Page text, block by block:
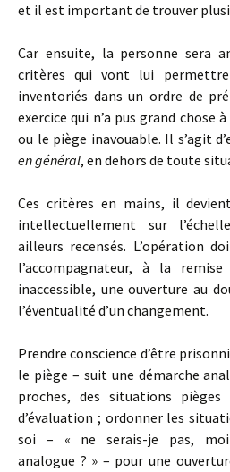
et il est important de trouver
Car ensuite, la personne sera
critères qui vont lui
inventoriés dans un ordre de
exercice qui n’a pus grand chose
ou le piège inavouable. Il s’agit
en général, en dehors de toute
Ces critères en mains, il
intellectuellement sur
ailleurs recensés. L’opération
l’accompagnateur, à la
inaccessible, une ouverture au
l’éventualité d’un changement.
Prendre conscience d’être
le piège – suit une démarche
proches, des situations
d’évaluation ; ordonner les
soi – « ne serais-je pas,
analogue ? » – pour une